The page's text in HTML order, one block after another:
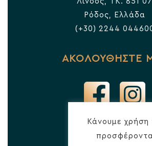
Ρόδος, Ελλάδα
(+30) 2244
ΑΚΟΛΟΥΘΗΣΤΕ
Κάνουμε